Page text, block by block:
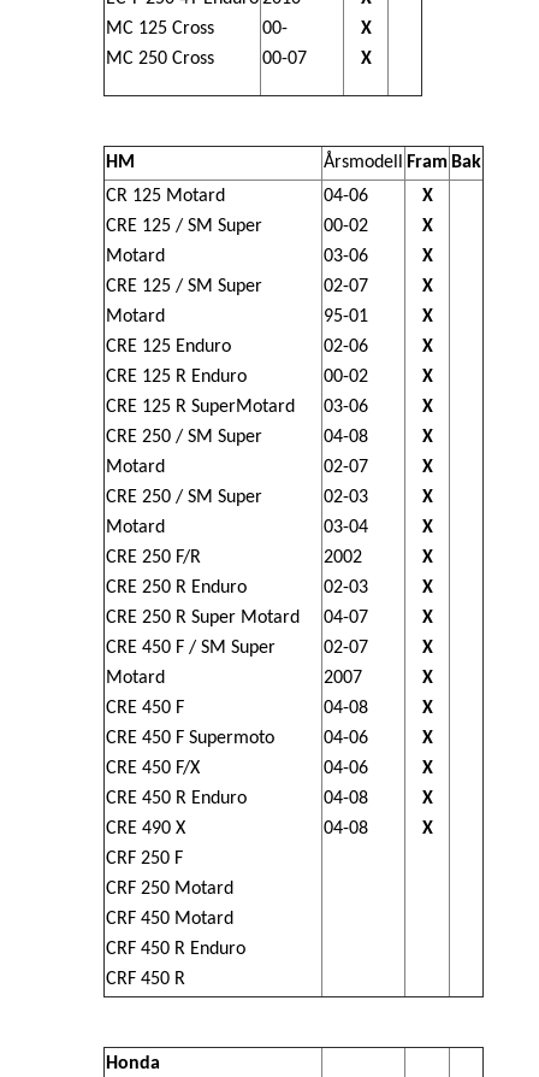
MC 125 Cross
MC 250 Cross
00-
00-07
X
X
HM Årsmodell Fram Bak
CR 125 Motard
CRE 125 / SM Super
Motard
CRE 125 / SM Super
Motard
CRE 125 Enduro
CRE 125 R Enduro
CRE 125 R SuperMotard
CRE 250 / SM Super
Motard
CRE 250 / SM Super
Motard
CRE 250 F/R
CRE 250 R Enduro
CRE 250 R Super Motard
CRE 450 F / SM Super
Motard
CRE 450 F
CRE 450 F Supermoto
CRE 450 F/X
CRE 450 R Enduro
CRE 490 X
CRF 250 F
CRF 250 Motard
CRF 450 Motard
CRF 450 R Enduro
CRF 450 R
04-06
00-02
03-06
02-07
95-01
02-06
00-02
03-06
04-08
02-07
02-03
03-04
2002
02-03
04-07
02-07
2007
04-08
04-06
04-06
04-08
04-08
X
X
X
X
X
X
X
X
X
X
X
X
X
X
X
X
X
X
X
X
X
X
Honda